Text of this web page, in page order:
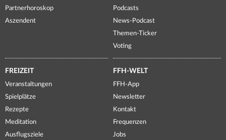
Partnerhoroskop
Aszendent
Podcasts
News-Podcast
Themen-Ticker
Voting
FREIZEIT
Veranstaltungen
Spielplätze
Rezepte
Meditation
Ausflugsziele
FFH-WELT
FFH-App
Newsletter
Kontakt
Frequenzen
Jobs